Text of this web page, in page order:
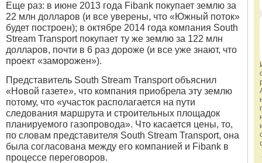
Еще раз: в июне 2013 года Fibank покупает землю за
22 млн долларов (и все уверены, что «Южный поток»
будет построен); в октябре 2014 года компания South
Stream Transport покупает ту же землю за 122 млн
долларов, почти в 6 раз дороже (и все уже знают, что
проект «заморожен»).
Представитель South Stream Transport объяснил
«Новой газете», что компания приобрела эту землю
потому, что «участок располагается на пути
следования маршрута и строительных площадок
планируемого газопровода». Что касается цены, то,
по словам представителя South Stream Transport, она
была согласована между его компанией и Fibank в
процессе переговоров.